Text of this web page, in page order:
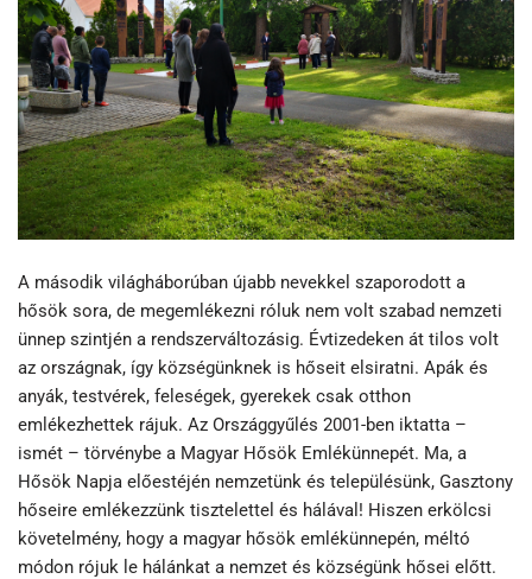
A második világháborúban újabb nevekkel szaporodott a
hősök sora, de megemlékezni róluk nem volt szabad nemzeti
ünnep szintjén a rendszerváltozásig. Évtizedeken át tilos volt
az országnak, így községünknek is hőseit elsiratni. Apák és
anyák, testvérek, feleségek, gyerekek csak otthon
emlékezhettek rájuk. Az Országgyűlés 2001-ben iktatta –
ismét – törvénybe a Magyar Hősök Emlékünnepét. Ma, a
Hősök Napja előestéjén nemzetünk és településünk, Gasztony
hőseire emlékezzünk tisztelettel és hálával! Hiszen erkölcsi
követelmény, hogy a magyar hősök emlékünnepén, méltó
módon rójuk le hálánkat a nemzet és községünk hősei előtt.